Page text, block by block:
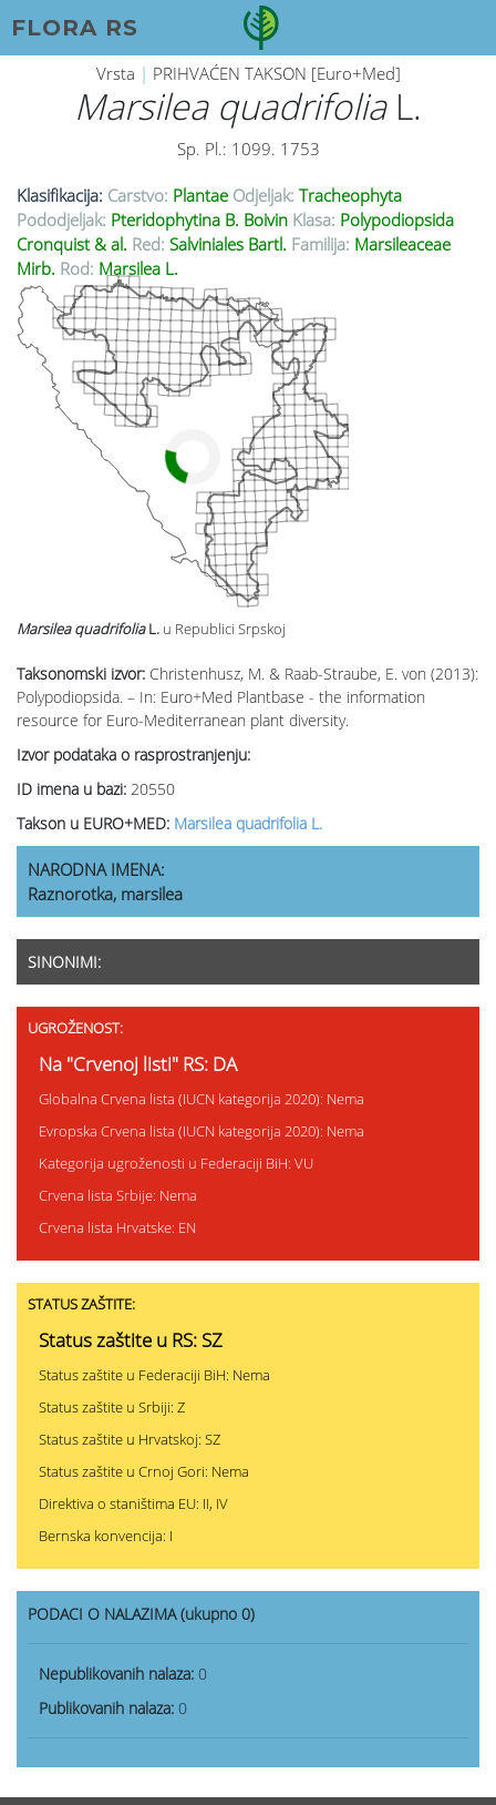
FLORA RS
Vrsta | PRIHVAĆEN TAKSON [Euro+Med]
Marsilea quadrifoliaL.
Sp. Pl.: 1099. 1753
Klasifikacija: Carstvo: Plantae Odjeljak: Tracheophyta
Pododjeljak: Pteridophytina B. Boivin Klasa: Polypodiopsida
Cronquist & al. Red: Salviniales Bartl. Familija: Marsileaceae
Mirb. Rod: Marsilea L.
Taksonomski izvor: Christenhusz, M. & Raab-Straube, E. von (2013):
Polypodiopsida. – In: Euro+Med Plantbase - the information
resource for Euro-Mediterranean plant diversity.
Izvor podataka o rasprostranjenju:
ID imena u bazi: 20550
Takson u EURO+MED: Marsilea quadrifolia L.
Marsilea quadrifoliaL. u Republici Srpskoj
NARODNA IMENA:
Raznorotka, marsilea
SINONIMI:
UGROŽENOST:
Na "Crvenoj listi" RS: DA
Globalna Crvena lista (IUCN kategorija 2020): Nema
Evropska Crvena lista (IUCN kategorija 2020): Nema
Kategorija ugroženosti u Federaciji BiH: VU
Crvena lista Srbije: Nema
Crvena lista Hrvatske: EN
STATUS ZAŠTITE:
Status zaštite u RS: SZ
Status zaštite u Federaciji BiH: Nema
Status zaštite u Srbiji: Z
Status zaštite u Hrvatskoj: SZ
Status zaštite u Crnoj Gori: Nema
Direktiva o staništima EU: II, IV
Bernska konvencija: I
PODACI O NALAZIMA (ukupno 0)
Nepublikovanih nalaza: 0
Publikovanih nalaza: 0